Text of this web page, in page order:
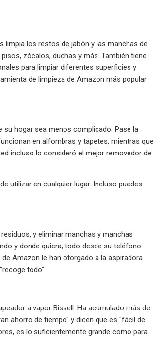
limpia los restos de jabón y las manchas de
zócalos, duchas y más. También tiene
para limpiar diferentes superficies y
de limpieza de Amazon más popular
hogar sea menos complicado. Pase la
en alfombras y tapetes, mientras que
incluso lo consideró el mejor removedor de
utilizar en cualquier lugar. Incluso puedes
y eliminar manchas y manchas
y donde quiera, todo desde su teléfono
Amazon le han otorgado a la aspiradora
todo".
a vapor Bissell. Ha acumulado más de
ahorro de tiempo" y dicen que es "fácil de
es lo suficientemente grande como para